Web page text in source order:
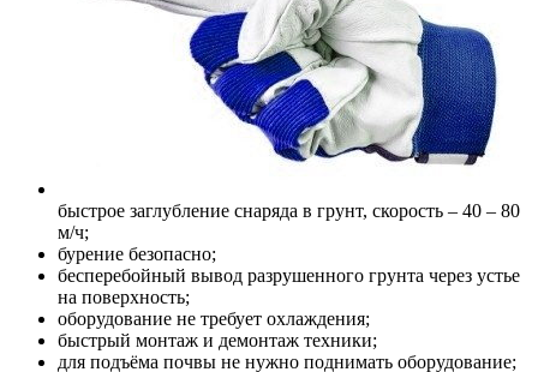
быстрое заглубление снаряда в грунт, скорость – 40 – 80
м/ч;
бурение безопасно;
бесперебойный вывод разрушенного грунта через устье
на поверхность;
оборудование не требует охлаждения;
быстрый монтаж и демонтаж техники;
для подъёма почвы не нужно поднимать оборудование;